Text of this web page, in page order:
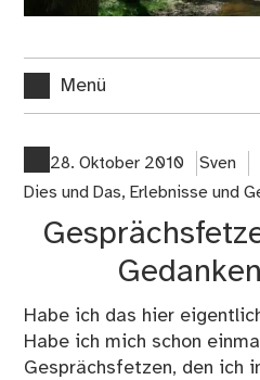
Menü
28. Oktober 2010
Sven
Dies und Das, Erlebnisse und
Habe ich das hier
Habe ich mich schon
Gesprächsfetzen, den ich